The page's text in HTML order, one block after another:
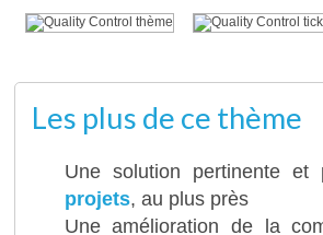
Les plus de ce thème
Une solution pertinente
projets, au plus près
Une amélioration de la